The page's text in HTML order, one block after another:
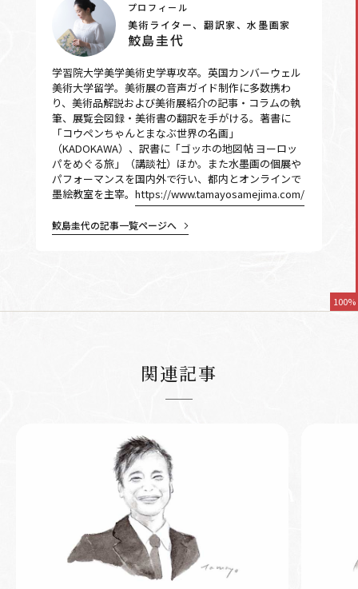
プロフィール
美術ライター、翻訳家、水墨画家
鮫島圭代
学習院大学美学美術史学専攻卒。英国カンバーウェル
美術大学留学。美術展の音声ガイド制作に多数携わ
り、美術品解説および美術展紹介の記事・コラムの執
筆、展覧会図録・美術書の翻訳を手がける。著書に
「コウペンちゃんとまなぶ世界の名画」
（KADOKAWA）、訳書に「ゴッホの地図帖 ヨーロッ
パをめぐる旅」（講談社）ほか。また水墨画の個展や
パフォーマンスを国内外で行い、都内とオンラインで
墨絵教室を主宰。 https://www.tamayosamejima.com/
鮫島圭代の記事一覧ページへ
100%
関連記事